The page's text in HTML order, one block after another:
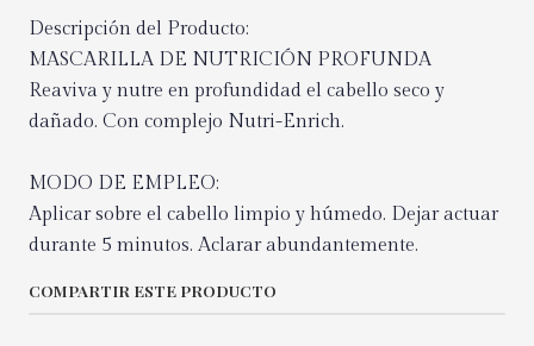
Descripción del Producto:
MASCARILLA DE NUTRICIÓN PROFUNDA
Reaviva y nutre en profundidad el cabello seco y
dañado. Con complejo Nutri-Enrich.
MODO DE EMPLEO:
Aplicar sobre el cabello limpio y húmedo. Dejar actuar
durante 5 minutos. Aclarar abundantemente.
COMPARTIR ESTE PRODUCTO